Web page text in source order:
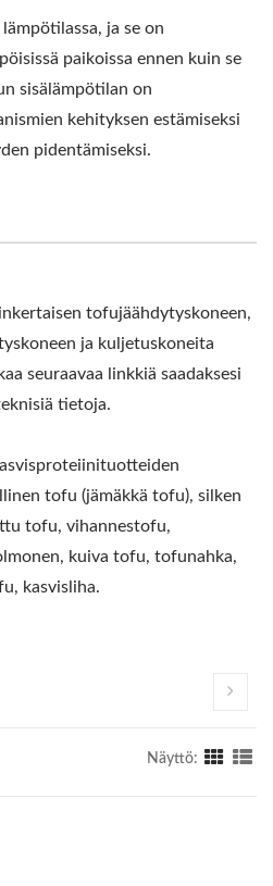
ja se on
paikoissa ennen kuin se
sisälämpötilan on
kehityksen estämiseksi
pidentämiseksi.
tofujäähdytyskoneen,
ja kuljetuskoneita
seuraavaa linkkiä saadaksesi
tietoja.
tofu (jämäkkä tofu), silken
tofu, vihannestofu,
kuiva tofu, tofunahka,
kasvisliha.
Näyttö: